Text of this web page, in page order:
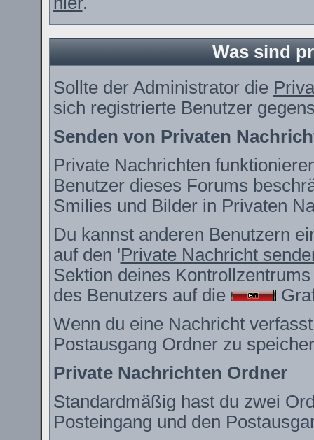
Was sind
Sollte der Administrator die
sich registrierte Benutzer
Senden von Privaten
Private Nachrichten
Benutzer dieses Forums
Smilies und Bilder in Privaten
Du kannst anderen Benutzern
auf den 'Private Nachricht
Sektion deines
des Benutzers auf die
Wenn du eine Nachricht
Postausgang Ordner zu
Private Nachrichten Ordner
Standardmäßig hast du zwei
Posteingang und den